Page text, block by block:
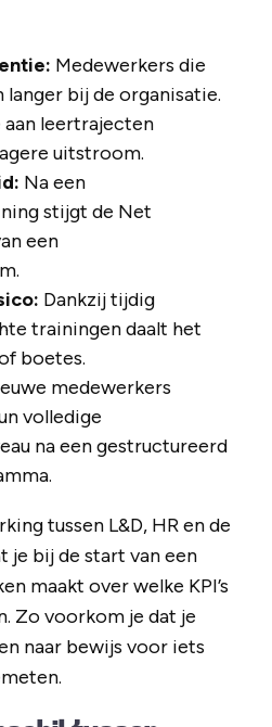
Medewerkers die
bij de organisatie.
leertrajecten
uitstroom.
Na een
stijgt de Net
een
Dankzij tijdig
trainingen daalt het
boetes.
medewerkers
volledige
na een gestructureerd
tussen L&D, HR en de
je bij de start van een
maakt over welke KPI’s
Zo voorkom je dat je
naar bewijs voor iets